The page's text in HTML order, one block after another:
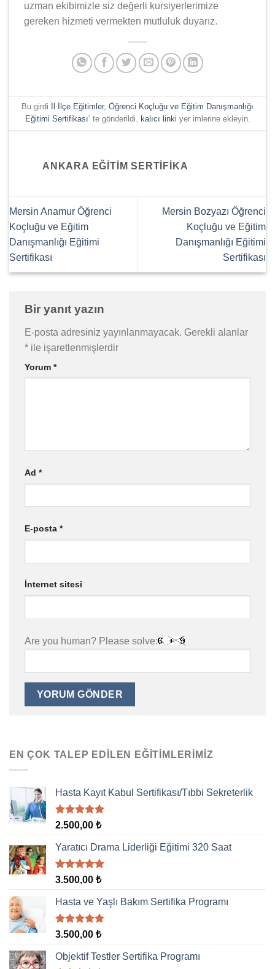
uzman ekibimizle siz değerli kursiyerlerimize
gereken hizmeti vermekten mutluluk duyarız.
Bu girdi İl İlçe Eğitimler, Öğrenci Koçluğu ve Eğitim Danışmanlığı
Eğitimi Sertifikası’ te gönderildi. kalıcı linki yer imlerine ekleyin.
ANKARA EĞITIM SERTIFIKA
Mersin Anamur Öğrenci
Koçluğu ve Eğitim
Danışmanlığı Eğitimi
Sertifikası
Mersin Bozyazı Öğrenci
Koçluğu ve Eğitim
Danışmanlığı Eğitimi
Sertifikası
Bir yanıt yazın
E-posta adresiniz yayınlanmayacak. Gerekli alanlar
* ile işaretlenmişlerdir
Yorum *
Ad *
E-posta *
İnternet sitesi
Are you human? Please solve:
EN ÇOK TALEP EDILEN EĞITIMLERIMIZ
Hasta Kayıt Kabul Sertifikası/Tıbbi Sekreterlik
5 üzerinden
aldı
2.500,00 ₺
Yaratıcı Drama Liderliği Eğitimi 320 Saat
5 üzerinden
aldı
3.500,00 ₺
Hasta ve Yaşlı Bakım Sertifika Programı
5 üzerinden
aldı
3.500,00 ₺
Objektif Testler Sertifika Programı